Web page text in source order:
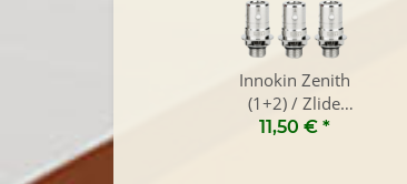
Innokin Zenith
(1+2) / Zlide
Verdampferkopf
11,50 € *